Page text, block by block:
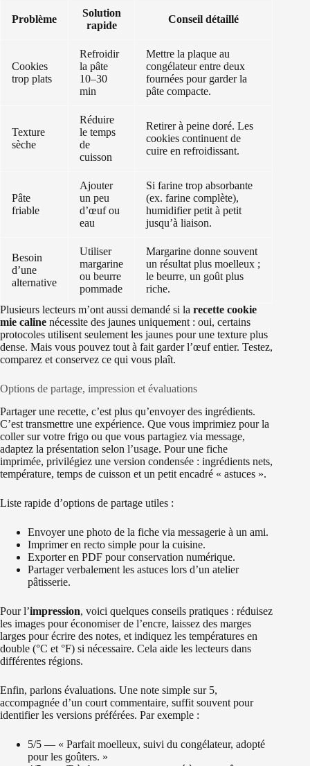
Problème
Solution
rapide
Conseil détaillé
Cookies
trop plats
Refroidir
la pâte
10–30
min
Mettre la plaque au
congélateur entre deux
fournées pour garder la
pâte compacte.
Texture
sèche
Réduire
le temps
de
cuisson
Retirer à peine doré. Les
cookies continuent de
cuire en refroidissant.
Pâte
friable
Ajouter
un peu
d’œuf ou
eau
Si farine trop absorbante
(ex. farine complète),
humidifier petit à petit
jusqu’à liaison.
Besoin
d’une
alternative
Utiliser
margarine
ou beurre
pommade
Margarine donne souvent
un résultat plus moelleux ;
le beurre, un goût plus
riche.
Plusieurs lecteurs m’ont aussi demandé si la recette cookie
mie caline nécessite des jaunes uniquement : oui, certains
protocoles utilisent seulement les jaunes pour une texture plus
dense. Mais vous pouvez tout à fait garder l’œuf entier. Testez,
comparez et conservez ce qui vous plaît.
Options de partage, impression et évaluations
Partager une recette, c’est plus qu’envoyer des ingrédients.
C’est transmettre une expérience. Que vous imprimiez pour la
coller sur votre frigo ou que vous partagiez via message,
adaptez la présentation selon l’usage. Pour une fiche
imprimée, privilégiez une version condensée : ingrédients nets,
température, temps de cuisson et un petit encadré « astuces ».
Liste rapide d’options de partage utiles :
Envoyer une photo de la fiche via messagerie à un ami.
Imprimer en recto simple pour la cuisine.
Exporter en PDF pour conservation numérique.
Partager verbalement les astuces lors d’un atelier
pâtisserie.
Pour l’impression, voici quelques conseils pratiques : réduisez
les images pour économiser de l’encre, laissez des marges
larges pour écrire des notes, et indiquez les températures en
double (°C et °F) si nécessaire. Cela aide les lecteurs dans
différentes régions.
Enfin, parlons évaluations. Une note simple sur 5,
accompagnée d’un court commentaire, suffit souvent pour
identifier les versions préférées. Par exemple :
5/5 — « Parfait moelleux, suivi du congélateur, adopté
pour les goûters. »